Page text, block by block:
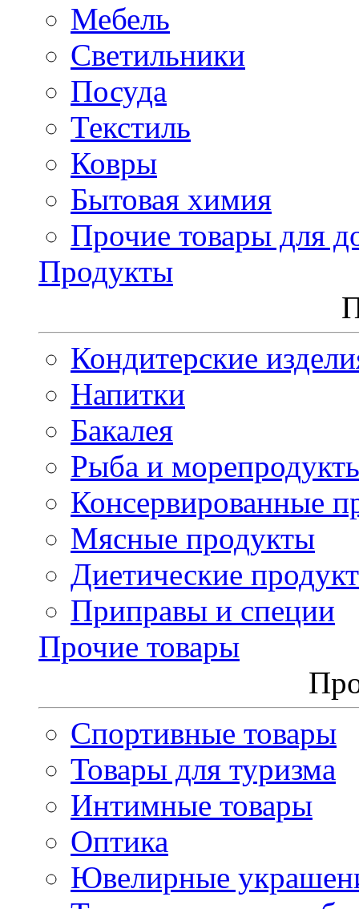
Мебель
Светильники
Посуда
Текстиль
Ковры
Бытовая химия
Прочие товары для
Продукты
Кондитерские
Напитки
Бакалея
Рыба и
Консервированные
Мясные продукты
Диетические
Приправы и специи
Прочие товары
Спортивные товары
Товары для туризма
Интимные товары
Оптика
Ювелирные